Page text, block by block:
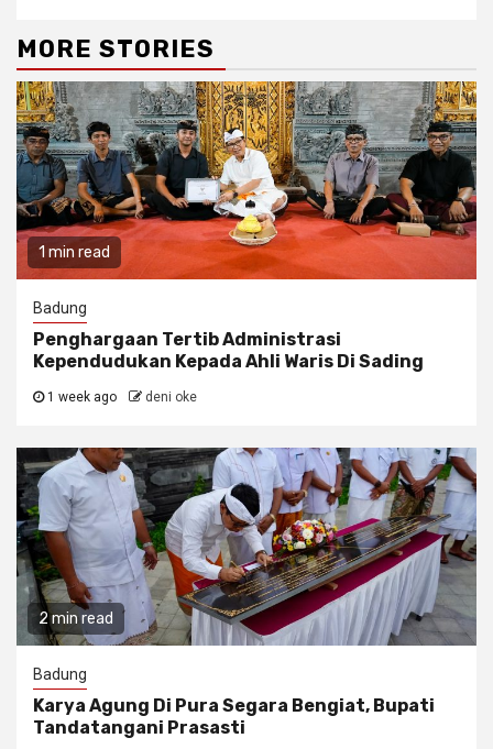
MORE STORIES
1 min read
Badung
Penghargaan Tertib Administrasi
Kependudukan Kepada Ahli Waris Di Sading
1 week ago deni oke
2 min read
Badung
Karya Agung Di Pura Segara Bengiat, Bupati
Tandatangani Prasasti